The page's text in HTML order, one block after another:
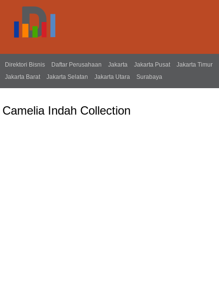
Direktori Bisnis Daftar Perusahaan Jakarta Jakarta Pusat
Jakarta Timur
Jakarta Barat
Jakarta Selatan Jakarta Utara Surabaya
Camelia Indah Collection